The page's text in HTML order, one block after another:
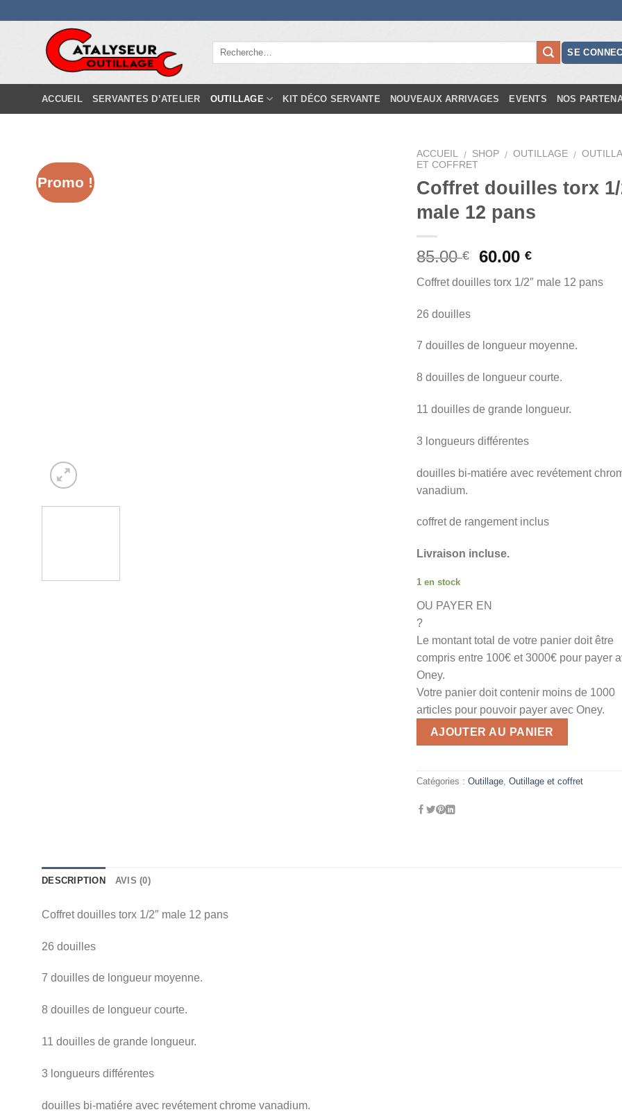
Recherche
SE
ACCUEIL SERVANTES D’ATELIER OUTILLAGE KIT DÉCO SERVANTE NOUVEAUX ARRIVAGES EVENTS NOS
Promo !
ACCUEIL / SHOP / OUTILLAGE /
ET COFFRET
Coffret douilles torx 1/
male 12 pans
85.00€ 60.00€
Coffret douilles torx 1/2″ male 12 pans
26 douilles
7 douilles de longueur moyenne.
8 douilles de longueur courte.
11 douilles de grande longueur.
3 longueurs différentes
douilles bi-matiére avec revétement
vanadium.
coffret de rangement inclus
Livraison incluse.
1 en stock
OU PAYER EN
?
Le montant total de votre panier doit être
compris entre 100€ et 3000€ pour payer
Oney.
Votre panier doit contenir moins de 1000
articles pour pouvoir payer avec Oney.
AJOUTER AU PANIER
Catégories : Outillage, Outillage et coffret
DESCRIPTION AVIS (0)
Coffret douilles torx 1/2″ male 12 pans
26 douilles
7 douilles de longueur moyenne.
8 douilles de longueur courte.
11 douilles de grande longueur.
3 longueurs différentes
douilles bi-matiére avec revétement chrome vanadium.